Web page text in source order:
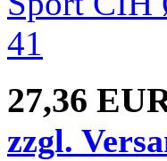
27,36
zzgl.